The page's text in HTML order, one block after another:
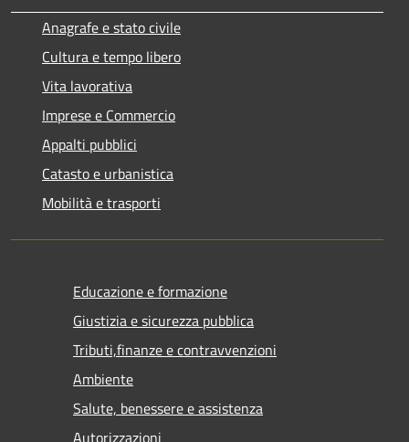
Anagrafe e stato civile
Cultura e tempo libero
Vita lavorativa
Imprese e Commercio
Appalti pubblici
Catasto e urbanistica
Mobilità e trasporti
Educazione e formazione
Giustizia e sicurezza pubblica
Tributi,finanze e contravvenzioni
Ambiente
Salute, benessere e assistenza
Autorizzazioni